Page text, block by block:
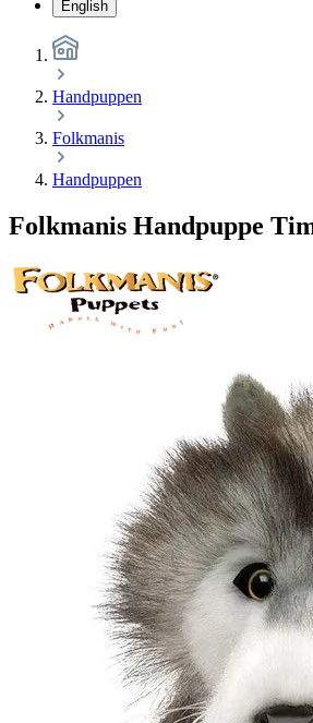
English
Handpuppen
Folkmanis
Handpuppen
Folkmanis Handpuppe